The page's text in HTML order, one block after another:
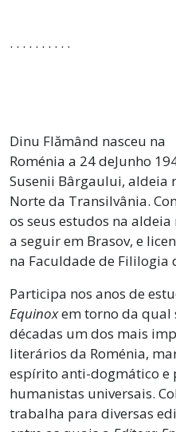
. . . . . . . . . .
Dinu Flămând nasceu na
Roménia a 24 deJunho
Susenii Bârgaului, aldeia
Norte da Transilvânia.
os seus estudos na aldeia
a seguir em Brasov, e
na Faculdade de Fililogia
Participa nos anos de
Equinoxem torno da qual
décadas um dos mais
literários da Roménia,
espírito anti-dogmático e
humanistas universais.
trabalha para diversas